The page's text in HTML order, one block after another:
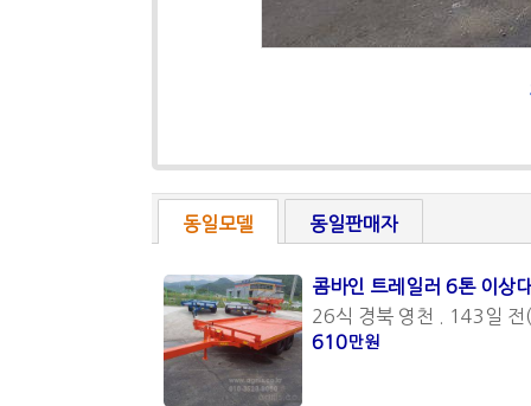
동일모델 동일판매자
콤바인 트레일러 6톤 이상
26식 경북 영천 . 143일
610만원